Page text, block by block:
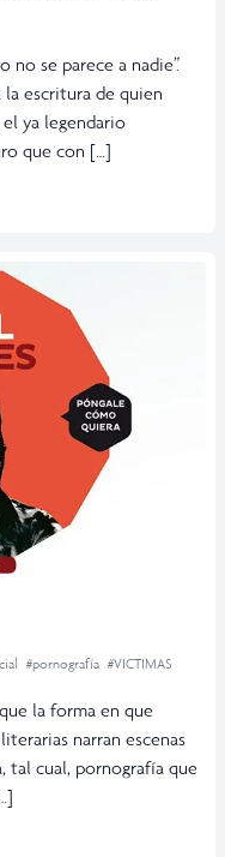
no se parece a nadie”.
escritura de quien
ya legendario
que con […]
#pornografía #VICTIMAS
la forma en que
narran escenas
tal cual, pornografía que